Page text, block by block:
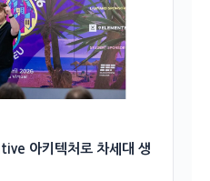
아키텍처로 차세대 생